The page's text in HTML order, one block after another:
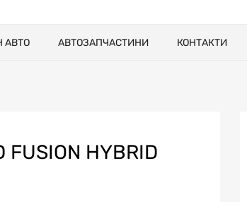
АВТО АВТОЗАПЧАСТИНИ КОНТАКТИ
HYBRID